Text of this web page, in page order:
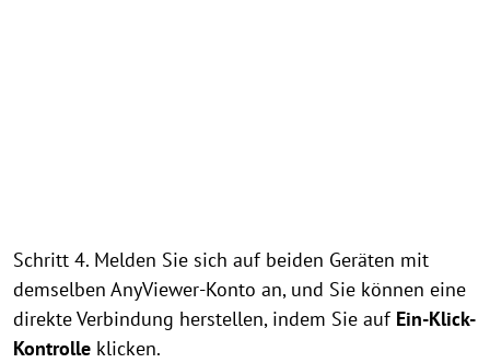
Schritt 4. Melden Sie sich auf beiden Geräten mit
demselben AnyViewer-Konto an, und Sie können eine
direkte Verbindung herstellen, indem Sie auf Ein-Klick-
Kontrolle klicken.